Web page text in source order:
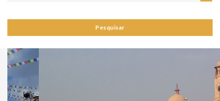
Pesquisar